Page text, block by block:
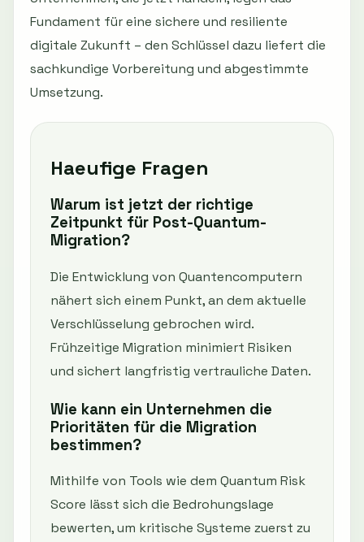
Fundament für eine sichere und resiliente
digitale Zukunft – den Schlüssel dazu liefert die
sachkundige Vorbereitung und abgestimmte
Umsetzung.
Haeufige Fragen
Warum ist jetzt der richtige
Zeitpunkt für Post-Quantum-
Migration?
Die Entwicklung von Quantencomputern
nähert sich einem Punkt, an dem aktuelle
Verschlüsselung gebrochen wird.
Frühzeitige Migration minimiert Risiken
und sichert langfristig vertrauliche Daten.
Wie kann ein Unternehmen die
Prioritäten für die Migration
bestimmen?
Mithilfe von Tools wie dem Quantum Risk
Score lässt sich die Bedrohungslage
bewerten, um kritische Systeme zuerst zu